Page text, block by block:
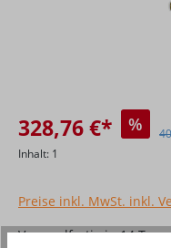
328,76 €* %
Inhalt: 1
Preise inkl. MwSt. inkl.
Versandfertig in 14